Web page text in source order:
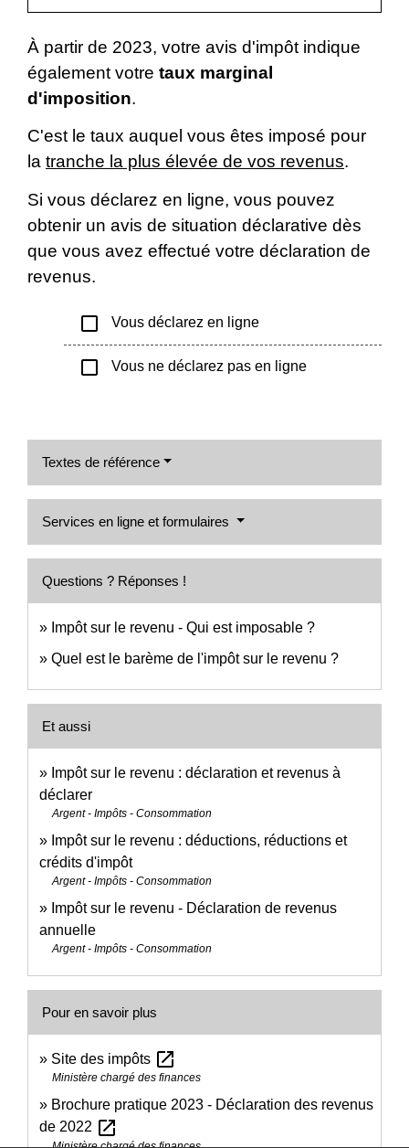
À partir de 2023, votre avis d'impôt indique
également votre taux marginal
d'imposition.
C'est le taux auquel vous êtes imposé pour
la tranche la plus élevée de vos revenus.
Si vous déclarez en ligne, vous pouvez
obtenir un avis de situation déclarative dès
que vous avez effectué votre déclaration de
revenus.
check_box_outline_blank Vous déclarez en ligne
check_box_outline_blank Vous ne déclarez pas en ligne
Textes de référence
Services en ligne et formulaires
Questions ? Réponses !
Impôt sur le revenu - Qui est imposable ?
Quel est le barème de l'impôt sur le revenu ?
Et aussi
Impôt sur le revenu : déclaration et revenus à
déclarer
Argent - Impôts - Consommation
Impôt sur le revenu : déductions, réductions et
crédits d'impôt
Argent - Impôts - Consommation
Impôt sur le revenu - Déclaration de revenus
annuelle
Argent - Impôts - Consommation
Pour en savoir plus
Site des impôts open_in_new
Ministère chargé des finances
Brochure pratique 2023 - Déclaration des revenus
de 2022 open_in_new